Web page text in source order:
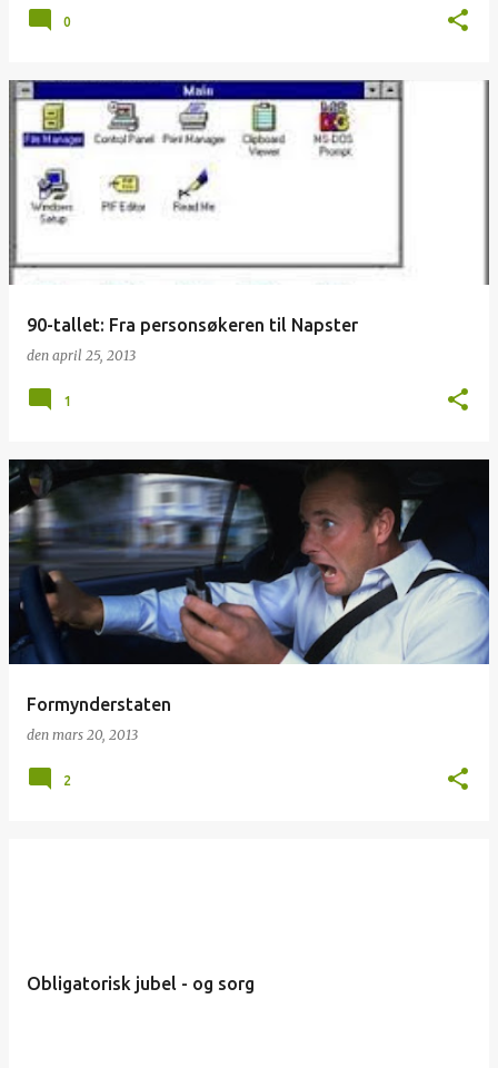
0
90-tallet: Fra personsøkeren til Napster
den april 25, 2013
1
Formynderstaten
den mars 20, 2013
2
Obligatorisk jubel - og sorg